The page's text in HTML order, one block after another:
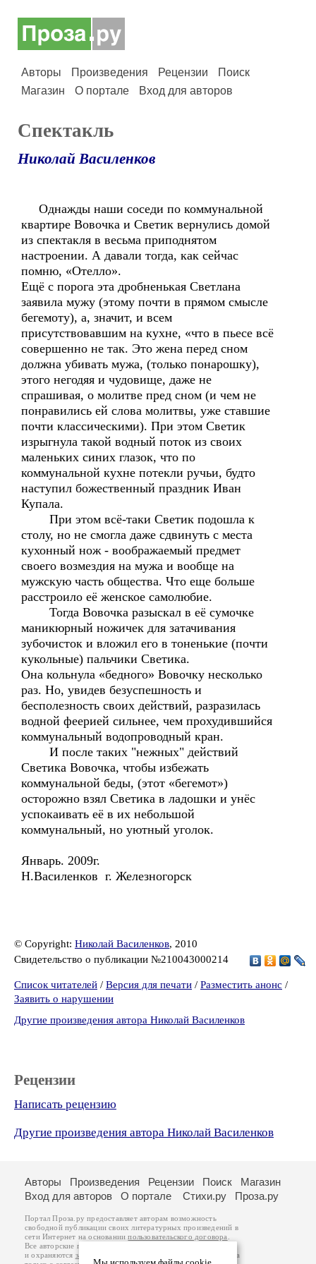
Авторы Произведения Рецензии
Поиск
Магазин
О портале Вход для авторов
Спектакль
Николай Василенков
Однажды наши соседи по коммунальной
квартире Вовочка и Светик вернулись домой
из спектакля в весьма приподнятом
настроении. А давали тогда, как сейчас
помню, «Отелло».
Ещё с порога эта дробненькая Светлана
заявила мужу (этому почти в прямом смысле
бегемоту), а, значит, и всем
присутствовавшим на кухне, «что в пьесе всё
совершенно не так. Это жена перед сном
должна убивать мужа, (только понарошку),
этого негодяя и чудовище, даже не
спрашивая, о молитве пред сном (и чем не
понравились ей слова молитвы, уже ставшие
почти классическими). При этом Светик
изрыгнула такой водный поток из своих
маленьких синих глазок, что по
коммунальной кухне потекли ручьи, будто
наступил божественный праздник Иван
Купала.
При этом всё-таки Светик подошла к
столу, но не смогла даже сдвинуть с места
кухонный нож - воображаемый предмет
своего возмездия на мужа и вообще на
мужскую часть общества. Что еще больше
расстроило её женское самолюбие.
Тогда Вовочка разыскал в её сумочке
маникюрный ножичек для затачивания
зубочисток и вложил его в тоненькие (почти
кукольные) пальчики Светика.
Она кольнула «бедного» Вовочку несколько
раз. Но, увидев безуспешность и
бесполезность своих действий, разразилась
водной феерией сильнее, чем прохудившийся
коммунальный водопроводный кран.
И после таких "нежных" действий
Светика Вовочка, чтобы избежать
коммунальной беды, (этот «бегемот»)
осторожно взял Светика в ладошки и унёс
успокаивать её в их небольшой
коммунальный, но уютный уголок.
Январь. 2009г.
Н.Василенков г. Железногорск
© Copyright: Николай Василенков, 2010
Свидетельство о публикации №210043000214
Список читателей / Версия для печати / Разместить анонс /
Заявить о нарушении
Другие произведения автора Николай Василенков
Рецензии
Написать рецензию
Другие произведения автора Николай Василенков
Авторы Произведения Рецензии Поиск
Магазин
Вход для авторов
О портале Стихи.ру Проза.ру
Портал Проза.ру предоставляет авторам возможность
свободной публикации своих литературных произведений в
сети Интернет на основаниипользовательского договора
Все авторские права на произведения принадлежат авторам
и охраняются законом
. Перепечатка произведений возможна